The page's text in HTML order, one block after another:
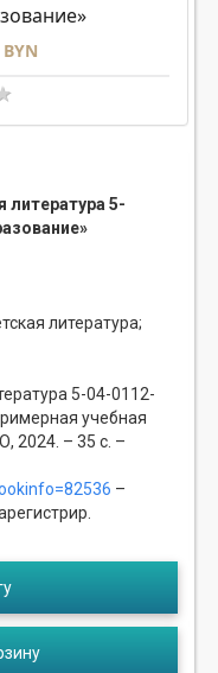
литература 5-
литература;
5-04-0112-
учебная
2024. – 35 с. –
–